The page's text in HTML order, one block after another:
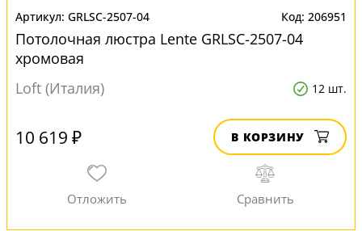
GRLSC-2507-04 206951
Потолочная люстра Lente GRLSC-2507-04
хромовая
Loft (Италия)
12 шт.
10 619 ₽ В КОРЗИНУ